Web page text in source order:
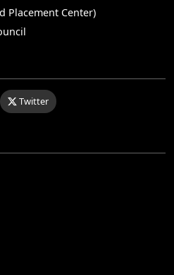
Placement Center)
Twitter